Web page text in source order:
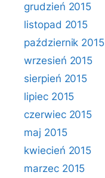
grudzień 2015
listopad 2015
październik 2015
wrzesień 2015
sierpień 2015
lipiec 2015
czerwiec 2015
maj 2015
kwiecień 2015
marzec 2015